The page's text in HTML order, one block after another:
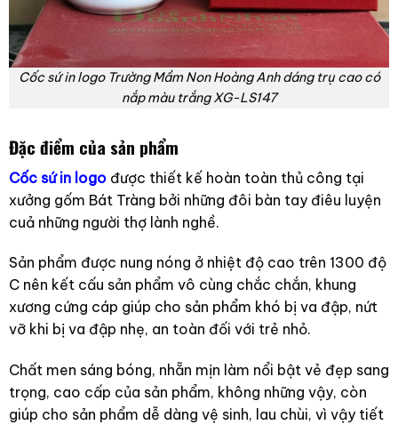
Cốc sứ in logo Trường Mầm Non Hoàng Anh dáng trụ cao có
nắp màu trắng XG-LS147
Đặc điểm của sản phẩm
Cốc sứ in logo được thiết kế hoàn toàn thủ công tại
xưởng gốm Bát Tràng bởi những đôi bàn tay điêu luyện
cuả những người thợ lành nghề.
Sản phẩm được nung nóng ở nhiệt độ cao trên 1300 độ
C nên kết cấu sản phẩm vô cùng chắc chắn, khung
xương cứng cáp giúp cho sản phẩm khó bị va đập, nứt
vỡ khi bị va đập nhẹ, an toàn đối với trẻ nhỏ.
Chất men sáng bóng, nhẵn mịn làm nổi bật vẻ đẹp sang
trọng, cao cấp của sản phẩm, không những vậy, còn
giúp cho sản phẩm dễ dàng vệ sinh, lau chùi, vì vậy tiết